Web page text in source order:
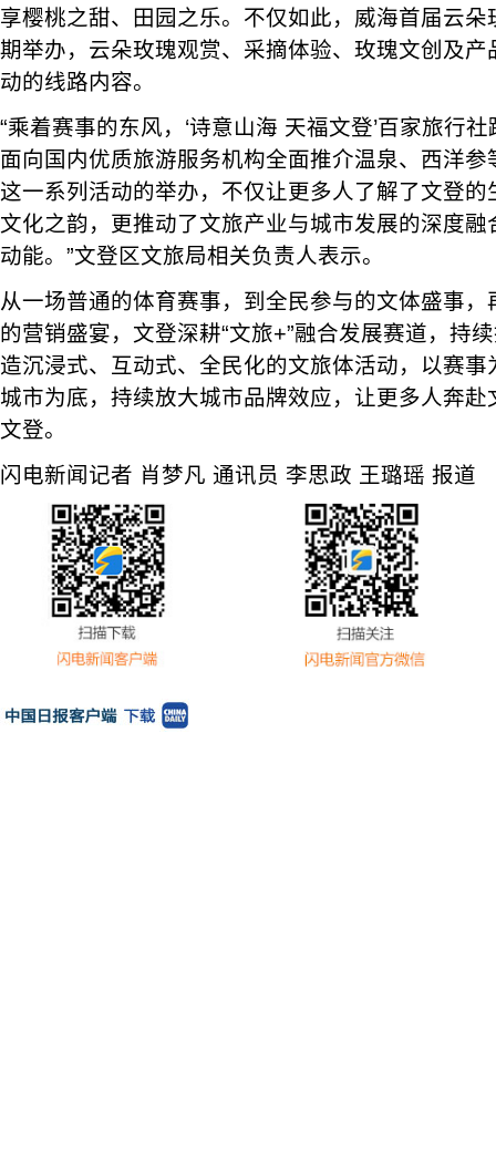
享樱桃之甜、田园之乐。不仅如此，威海首届云
期举办，云朵玫瑰观赏、采摘体验、玫瑰文创及
动的线路内容。
“乘着赛事的东风，‘诗意山海 天福文登’百家旅行
面向国内优质旅游服务机构全面推介温泉、西洋
这一系列活动的举办，不仅让更多人了解了文登
文化之韵，更推动了文旅产业与城市发展的深度
动能。”文登区文旅局相关负责人表示。
从一场普通的体育赛事，到全民参与的文体盛事
的营销盛宴，文登深耕“文旅+”融合发展赛道，持
造沉浸式、互动式、全民化的文旅体活动，以赛
城市为底，持续放大城市品牌效应，让更多人奔
文登。
闪电新闻记者 肖梦凡 通讯员 李思政 王璐瑶 报道